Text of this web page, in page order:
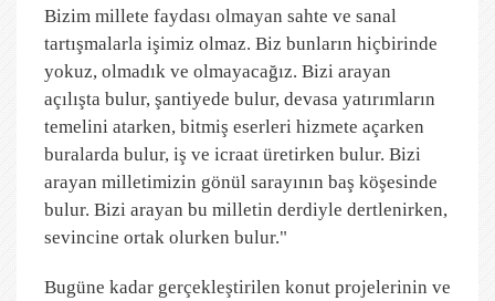
Bizim millete faydası olmayan sahte ve sanal
tartışmalarla işimiz olmaz. Biz bunların hiçbirinde
yokuz, olmadık ve olmayacağız. Bizi arayan
açılışta bulur, şantiyede bulur, devasa yatırımların
temelini atarken, bitmiş eserleri hizmete açarken
buralarda bulur, iş ve icraat üretirken bulur. Bizi
arayan milletimizin gönül sarayının baş köşesinde
bulur. Bizi arayan bu milletin derdiyle dertlenirken,
sevincine ortak olurken bulur."
Bugüne kadar gerçekleştirilen konut projelerinin ve